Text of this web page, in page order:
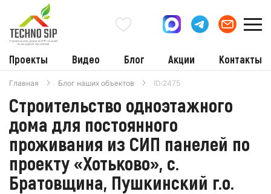
Проекты Видео Блог Акции Контакты
Главная Блог наших объектов ID:2475
Строительство одноэтажного
дома для постоянного
проживания из СИП панелей по
проекту «Хотьково», с.
Братовщина, Пушкинский г.о.